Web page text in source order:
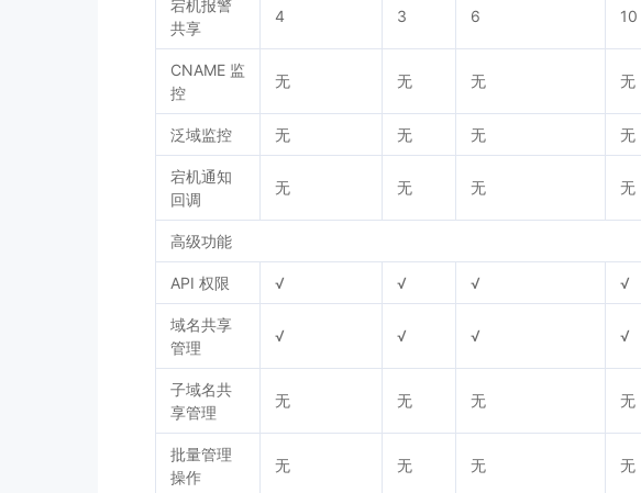
宕机报警
共享
4 3 6 10
CNAME 监
控
无 无 无 无
泛域监控 无 无 无 无
宕机通知
回调
无 无 无 无
高级功能
API 权限 √ √ √ √
域名共享
管理
√ √ √ √
子域名共
享管理
无 无 无 无
批量管理
操作
无 无 无 无